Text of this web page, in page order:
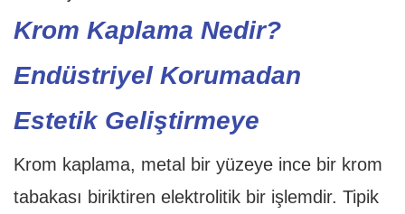
Krom Kaplama Nedir?
Endüstriyel Korumadan
Estetik Geliştirmeye
Krom kaplama, metal bir yüzeye ince bir krom
tabakası biriktiren elektrolitik bir işlemdir. Tipik